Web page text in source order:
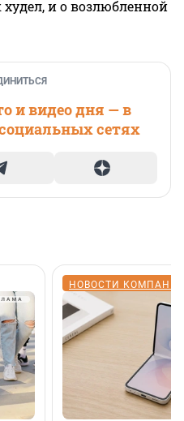
и о возлюбленной
и видео дня — в
сетях
НОВОСТИ